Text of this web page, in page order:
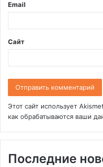
й
*
Email
Сайт
Этот сайт использует
как обрабатываются ваши
Последние